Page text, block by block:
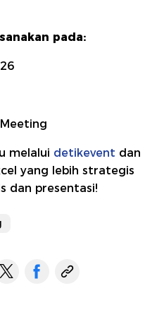
pada:
melalui detikevent dan
yang lebih strategis
dan presentasi!